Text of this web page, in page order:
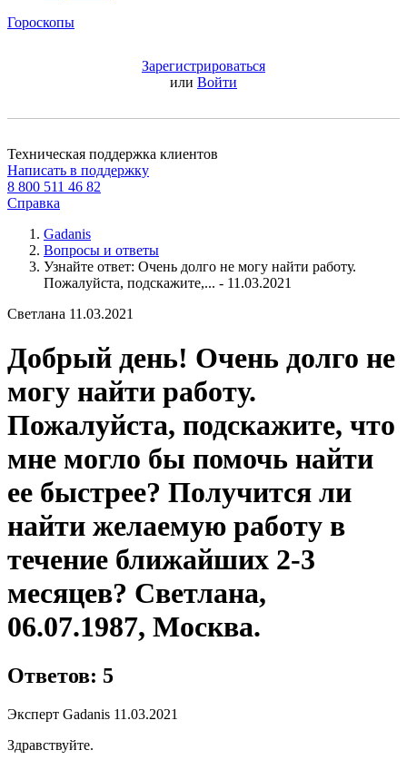
Гороскопы
Зарегистрироваться
или Войти
Техническая поддержка клиентов
Написать в поддержку
8 800 511 46 82
Справка
Gadanis
Вопросы и ответы
Узнайте ответ: Очень долго не могу найти работу.
Пожалуйста, подскажите,... - 11.03.2021
Светлана 11.03.2021
Добрый день! Очень долго не
могу найти работу.
Пожалуйста, подскажите, что
мне могло бы помочь найти
ее быстрее? Получится ли
найти желаемую работу в
течение ближайших 2-3
месяцев? Светлана,
06.07.1987, Москва.
Ответов: 5
Эксперт Gadanis 11.03.2021
Здравствуйте.